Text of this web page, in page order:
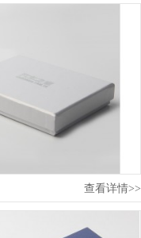
查看详情>>